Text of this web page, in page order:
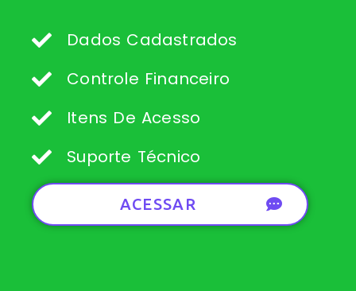
Dados Cadastrados
Controle Financeiro
Itens De Acesso
Suporte Técnico
ACESSAR